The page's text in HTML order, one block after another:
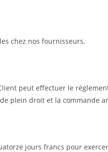
chez nos fournisseurs.
peut effectuer le
plein droit et la commande
jours francs pour